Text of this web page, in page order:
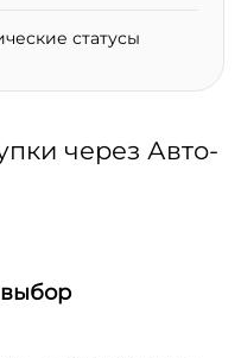
статусы
через Авто-